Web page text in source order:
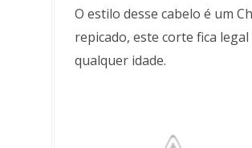
O estilo desse cabelo é um
repicado, este corte fica
qualquer idade.